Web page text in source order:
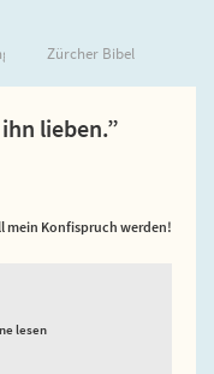
Zürcher Bibel
lieben.”
mein Konfispruch werden!
lesen